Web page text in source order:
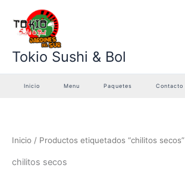
contenido
Tokio Sushi & Bol
Inicio Menu Paquetes Contacto
Inicio / Productos etiquetados “chilitos secos”
chilitos secos